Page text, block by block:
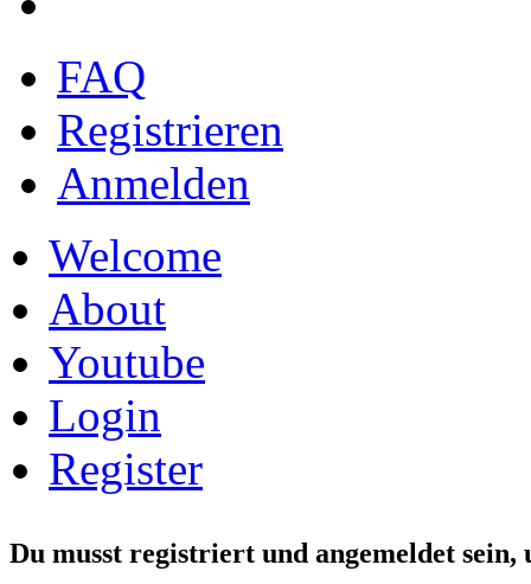
FAQ
Registrieren
Anmelden
Welcome
About
Youtube
Login
Register
Du musst registriert und angemeldet